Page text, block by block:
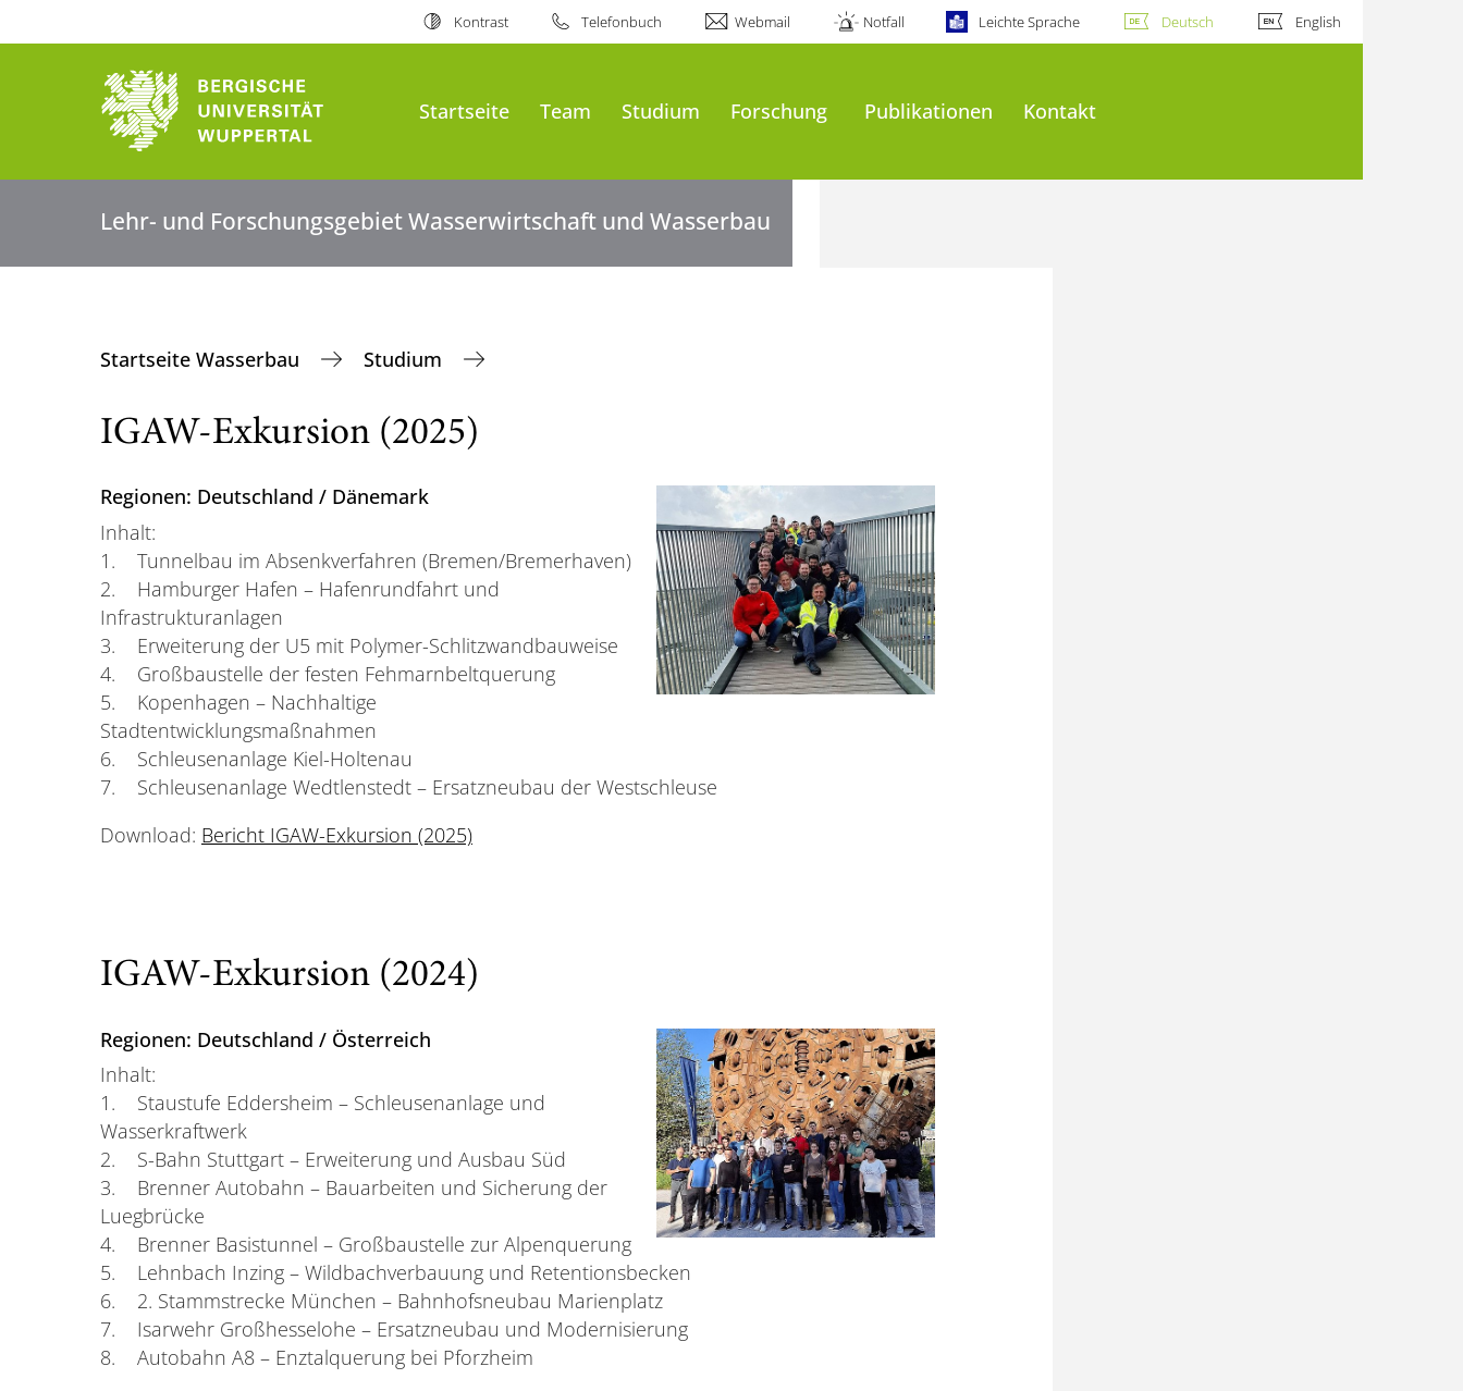
Kontrast Telefonbuch Webmail Notfall Leichte Sprache Deutsch English
Startseite Team Studium Forschung Publikationen Kontakt
Lehr- und Forschungsgebiet Wasserwirtschaft und Wasserbau
Startseite Wasserbau Studium
IGAW-Exkursion (2025)
Regionen: Deutschland / Dänemark
Inhalt:
1. Tunnelbau im Absenkverfahren (Bremen/Bremerhaven)
2. Hamburger Hafen – Hafenrundfahrt und
Infrastrukturanlagen
3. Erweiterung der U5 mit Polymer-Schlitzwandbauweise
4. Großbaustelle der festen Fehmarnbeltquerung
5. Kopenhagen – Nachhaltige
Stadtentwicklungsmaßnahmen
6. Schleusenanlage Kiel-Holtenau
7. Schleusenanlage Wedtlenstedt – Ersatzneubau der Westschleuse
Download: Bericht IGAW-Exkursion (2025)
IGAW-Exkursion (2024)
Regionen: Deutschland / Österreich
Inhalt:
1. Staustufe Eddersheim – Schleusenanlage und
Wasserkraftwerk
2. S-Bahn Stuttgart – Erweiterung und Ausbau Süd
3. Brenner Autobahn – Bauarbeiten und Sicherung der
Luegbrücke
4. Brenner Basistunnel – Großbaustelle zur Alpenquerung
5. Lehnbach Inzing – Wildbachverbauung und Retentionsbecken
6. 2. Stammstrecke München – Bahnhofsneubau Marienplatz
7. Isarwehr Großhesselohe – Ersatzneubau und Modernisierung
8. Autobahn A8 – Enztalquerung bei Pforzheim